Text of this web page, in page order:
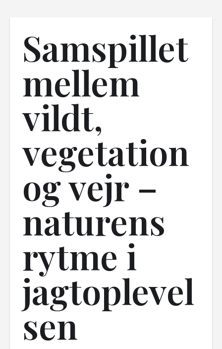
Samspillet
mellem
vildt,
vegetation
og vejr –
naturens
rytme i
jagtoplevel
sen